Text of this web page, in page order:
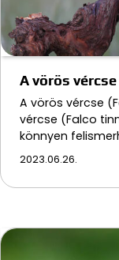
A vörös
A vörös vércse
vércse (Falco
könnyen
2023.06.26.